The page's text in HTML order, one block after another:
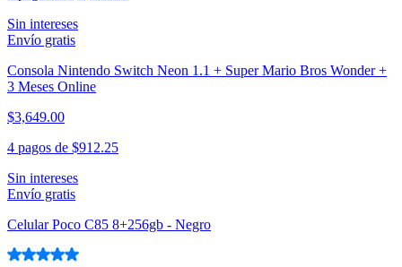
Sin intereses
Envío gratis
Consola Nintendo Switch Neon 1.1 + Super Mario Bros Wonder +
3 Meses Online
$3,649.00
4 pagos de $912.25
Sin intereses
Envío gratis
Celular Poco C85 8+256gb - Negro